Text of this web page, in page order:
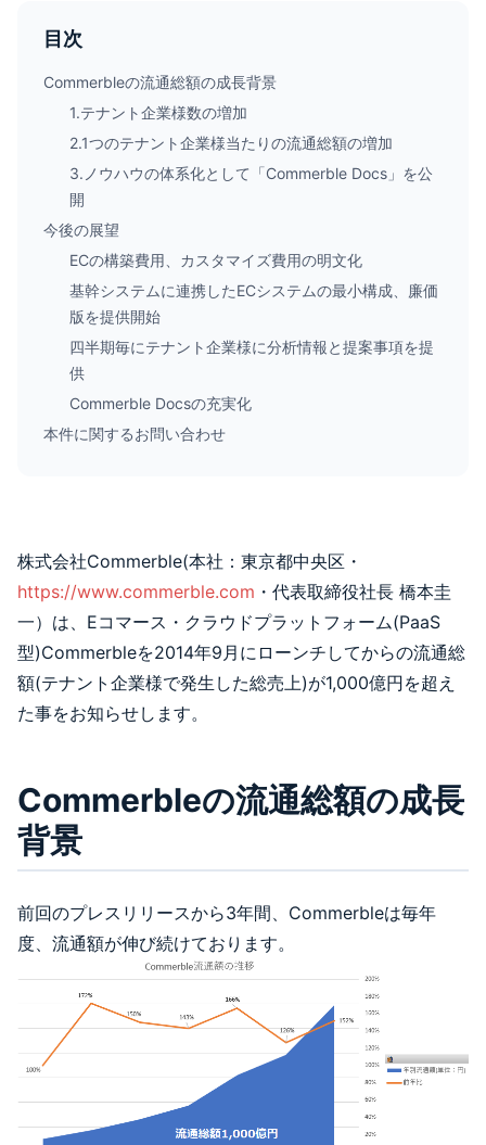
株式会社Commerble(本社：東京都中央区・
https://www.commerble.com ・代表取締役社長 橋本圭
一）は、Eコマース・クラウドプラットフォーム(PaaS
型)Commerbleを2014年9月にローンチしてからの流通総
額(テナント企業様で発生した総売上)が1,000億円を超え
た事をお知らせします。
Commerbleの流通総額の成長
背景
前回のプレスリリースから3年間、Commerbleは毎年
度、流通額が伸び続けております。
目次
Commerbleの流通総額の成長背景
1.テナント企業様数の増加
2.1つのテナント企業様当たりの流通総額の増加
3.ノウハウの体系化として「Commerble Docs」を公
開
今後の展望
ECの構築費用、カスタマイズ費用の明文化
基幹システムに連携したECシステムの最小構成、廉価
版を提供開始
四半期毎にテナント企業様に分析情報と提案事項を提
供
Commerble Docsの充実化
本件に関するお問い合わせ